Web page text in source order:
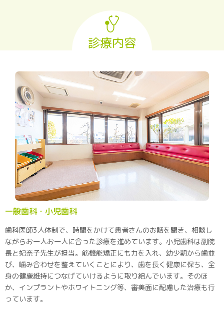
診療内容
一般歯科・小児歯科
歯科医師3人体制で、時間をかけて患者さんのお話を聞き、相談し
ながらお一人お一人に合った診療を進めています。小児歯科は副院
長と妃奈子先生が担当。筋機能矯正にも力を入れ、幼少期から歯並
び、噛み合わせを整えていくことにより、歯を長く健康に保ち、全
身の健康維持につなげていけるように取り組んでいます。そのほ
か、インプラントやホワイトニング等、審美面に配慮した治療も行
っています。